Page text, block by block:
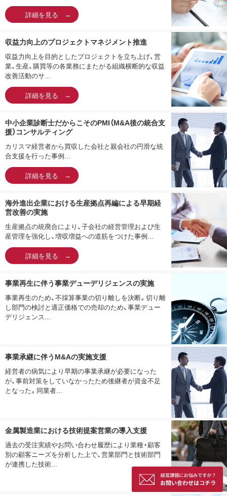
詳細を見る
収益力向上のプロジェクトマネジメント推進
収益力向上を目的としたプロジェクトを立ち上げ、営
業、生産、購買等の各業務にまたがる組織横断的な収益
改善活動のサ...
詳細を見る
中小企業診断士だからこそのPMI（M&A後の統合支
援）コンサルティング
カリスマ経営者から買収した会社と親会社の円滑な統
合支援を行った事例...
詳細を見る
海外進出企業における生産拠点再編による早期経
営改善の実施
生産拠点の統廃合により、子会社の経営管理および生
産管理を強化し、増収増益への道筋をつけた事例...
詳細を見る
事業再生に伴う事業デューデリジェンスの実施
事業再生のため、不採算事業の切り離しを決断。切り離
し部門の検討と適正価格での売却のため、事業デュー
デリジェンス...
事業承継に伴うM&Aの実施支援
経営者の病気により早期の事業承継が必要になった
が、事前対策をしていなかったため後継者が資金不足
となった。同業者...
金属製造業における技術提案営業の導入支援
過去の受注実績やお問い合わせ履歴により業種・顧客
別の顧客ニーズを分析した上で、営業部門と技術部門
が連携した技術...